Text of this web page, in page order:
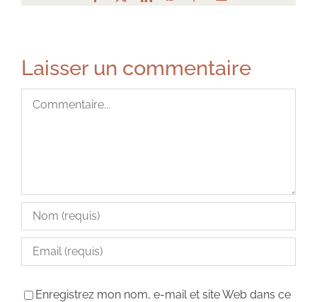
Laisser un commentaire
Enregistrez mon nom, e-mail et site Web dans ce